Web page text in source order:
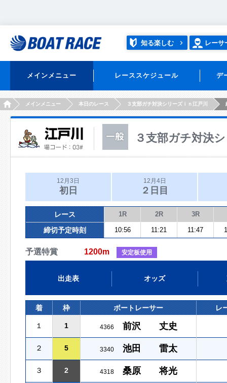
知る楽しむ レーサ
メインメニュー レーススケジュール デ
HOMEメインメニュー 本日のレース ３支部ガチ対決シリーズｉｎ江戸川
３支部ガチ対決
12月3日
初日
12月4日
２日目
レース 1R 2R 3R
締切予定時刻 10:56 11:21 11:47
予選特賞 1200m 安定板使用
出走表 オッズ
着 枠 ボートレーサー レ
１ 1 4366 前沢 丈史
２ 5 3340 池田 雷太
３ 2 4318 桑原 将光